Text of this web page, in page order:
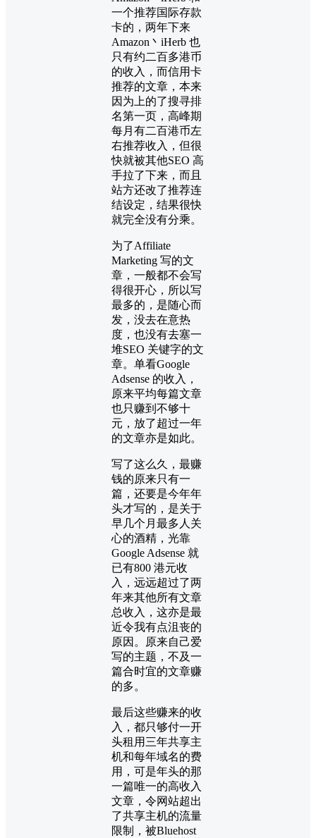
一个推荐国际存款
卡的，两年下来
Amazon丶iHerb 也
只有约二百多港币
的收入，而信用卡
推荐的文章，本来
因为上的了搜寻排
名第一页，高峰期
每月有二百港币左
右推荐收入，但很
快就被其他SEO 高
手拉了下来，而且
站方还改了推荐连
结设定，结果很快
就完全没有分乘。
为了Affiliate
Marketing 写的文
章，一般都不会写
得很开心，所以写
最多的，是随心而
发，没去在意热
度，也没有去塞一
堆SEO 关键字的文
章。单看Google
Adsense 的收入，
原来平均每篇文章
也只赚到不够十
元，放了超过一年
的文章亦是如此。
写了这么久，最赚
钱的原来只有一
篇，还要是今年年
头才写的，是关于
早几个月最多人关
心的酒精，光靠
Google Adsense 就
已有800 港元收
入，远远超过了两
年来其他所有文章
总收入，这亦是最
近令我有点沮丧的
原因。原来自己爱
写的主题，不及一
篇合时宜的文章赚
的多。
最后这些赚来的收
入，都只够付一开
头租用三年共享主
机和每年域名的费
用，可是年头的那
一篇唯一的高收入
文章，令网站超出
了共享主机的流量
限制，被Bluehost